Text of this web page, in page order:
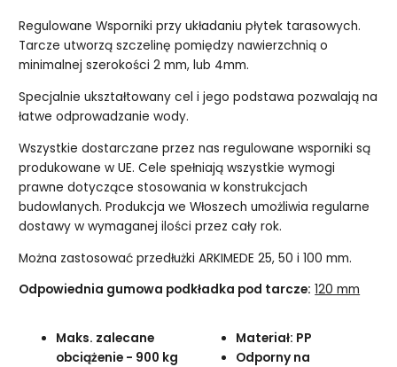
Regulowane Wsporniki przy układaniu płytek tarasowych.
Tarcze utworzą szczelinę pomiędzy nawierzchnią o
minimalnej szerokości 2 mm, lub 4mm.
Specjalnie ukształtowany cel i jego podstawa pozwalają na
łatwe odprowadzanie wody.
Wszystkie dostarczane przez nas regulowane wsporniki są
produkowane w UE. Cele spełniają wszystkie wymogi
prawne dotyczące stosowania w konstrukcjach
budowlanych. Produkcja we Włoszech umożliwia regularne
dostawy w wymaganej ilości przez cały rok.
Można zastosować przedłużki ARKIMEDE 25, 50 i 100 mm.
Odpowiednia gumowa podkładka pod tarcze: 120 mm
Maks. zalecane
obciążenie - 900 kg
Materiał: PP
Odporny na